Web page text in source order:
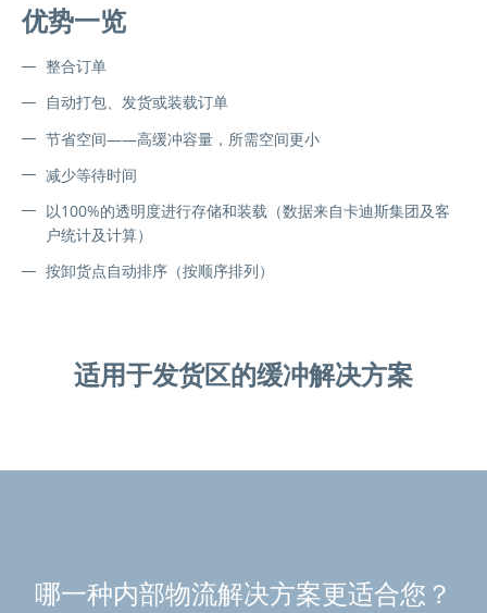
优势一览
整合订单
自动打包、发货或装载订单
节省空间——高缓冲容量，所需空间更小
减少等待时间
以100%的透明度进行存储和装载（数据来自卡迪斯集团及客
户统计及计算）
按卸货点自动排序（按顺序排列）
适用于发货区的缓冲解决方案
哪一种内部物流解决方案更适合您？